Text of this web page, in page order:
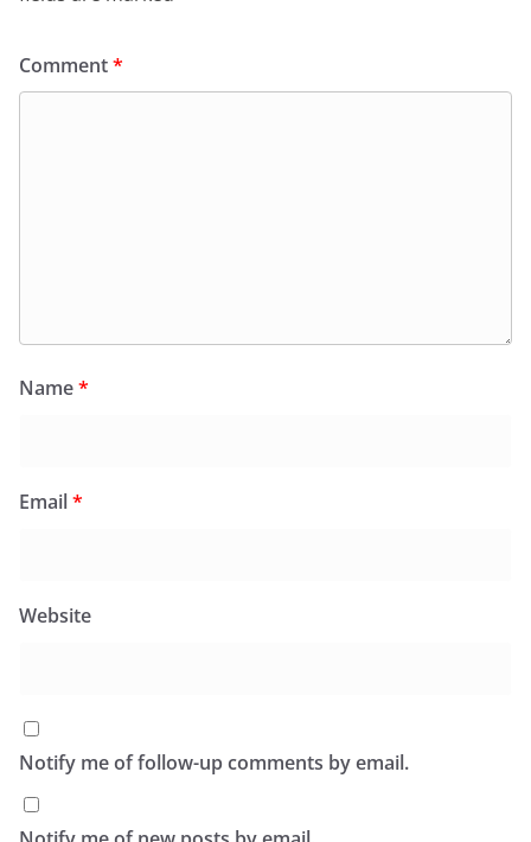
Comment*
Name*
Email*
Website
Notify me of follow-up comments by email.